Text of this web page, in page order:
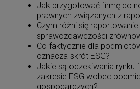
Jak przygotować firmę do
prawnych związanych z
Czym różni się
sprawozdawczości
Co faktycznie dla
oznacza skrót ESG?
Jakie są oczekiwania rynku
zakresie ESG wobec
gospodarczych?